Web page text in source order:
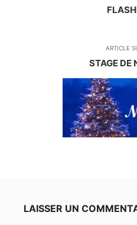
ARTICLE
STAGE DE
LAISSER UN